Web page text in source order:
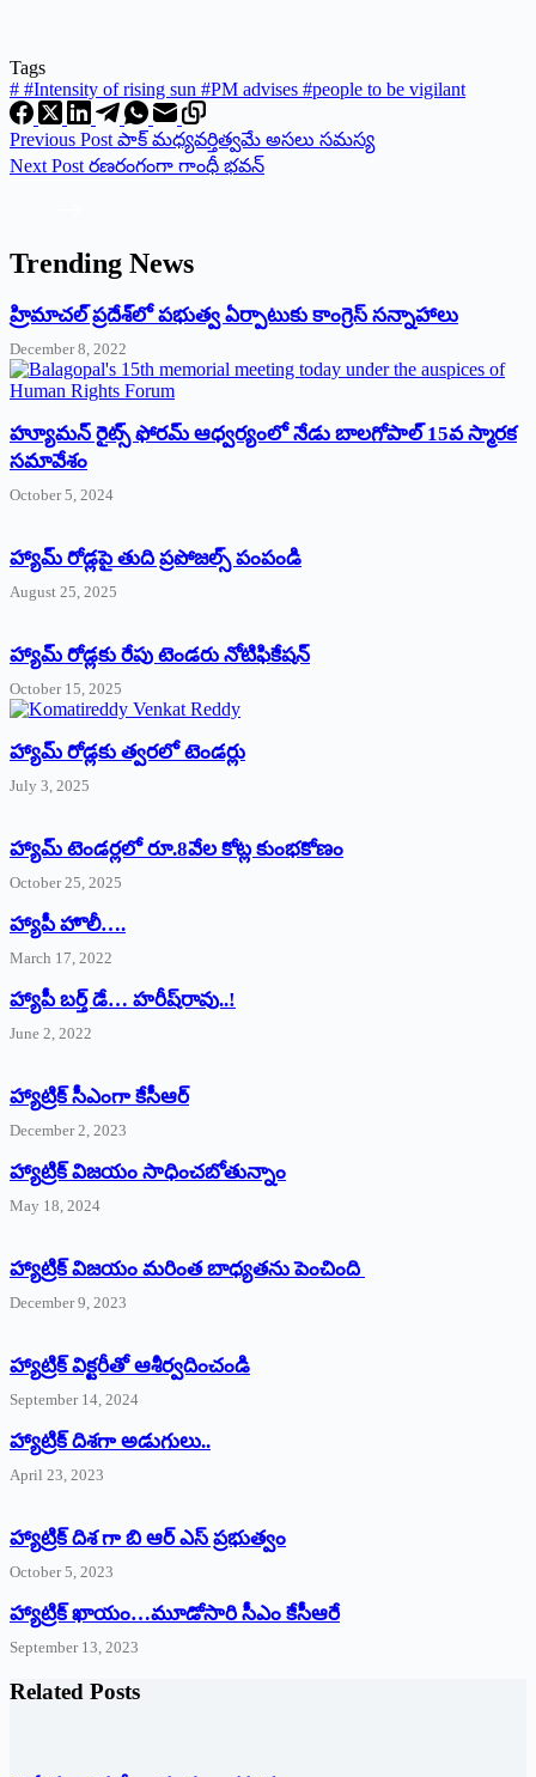
Tags
# #Intensity of rising sun #PM advises #people to be vigilant
Previous Post పాక్ మధ్యవర్తిత్వమే అసలు సమస్య
Next Post రణరంగంగా గాంధీ భవన్
Trending News
‌హ్రిమాచల్‌ ‌ప్రదేశ్‌లో పభుత్వ ఏర్పాటుకు కాంగ్రెస్‌ ‌సన్నాహాలు
December 8, 2022
హ్యూమన్‌ రైట్స్‌ ఫోరమ్‌ ఆధ్వర్యంలో నేడు బాలగోపాల్‌ 15వ స్మారక
సమావేశం
October 5, 2024
హ్యామ్‌ రోడ్లపై తుది ప్రపోజల్స్‌ పంపండి
August 25, 2025
హ్యామ్‌ రోడ్లకు రేపు టెండరు నోటిఫికేషన్‌
October 15, 2025
హ్యామ్‌ రోడ్లకు త్వరలో టెండర్లు
July 3, 2025
హ్యామ్‌ ‌టెండర్లలో రూ.8వేల కోట్ల కుంభకోణం
October 25, 2025
హ్యాపీ హొలీ….
March 17, 2022
హ్యాపీ బర్త్ ‌డే… హరీష్‌రావు..!
June 2, 2022
హ్యాట్రిక్‌ ‌సీఎంగా కేసీఆర్‌
December 2, 2023
హ్యాట్రిక్‌ విజయం సాధించబోతున్నాం
May 18, 2024
హ్యాట్రిక్ విజయం మరింత బాధ్యతను పెంచింది
December 9, 2023
హ్యాట్రిక్‌ ‌విక్టరీతో ఆశీర్వదించండి
September 14, 2024
‌హ్యాట్రిక్‌ ‌దిశగా అడుగులు..
April 23, 2023
హ్యాట్రిక్ దిశ గా బి ఆర్ ఎస్ ప్రభుత్వం
October 5, 2023
హ్యాట్రిక్‌ ‌ఖాయం…మూడోసారి సీఎం కేసీఆరే
September 13, 2023
Related Posts